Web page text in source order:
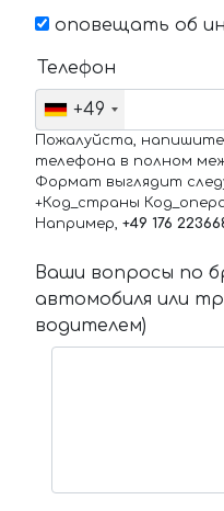
оповещать об
Телефон
+49
Пожалуйста,
телефона в полном
Формат выглядит
+Код_страны
Например, +49 176
Ваши вопросы по
автомобиля или
водителем)